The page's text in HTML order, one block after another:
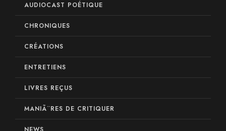
AUDIOCAST POÉTIQUE
CHRONIQUES
CRÉATIONS
ENTRETIENS
LIVRES REÇUS
MANIÃ¨RES DE CRITIQUER